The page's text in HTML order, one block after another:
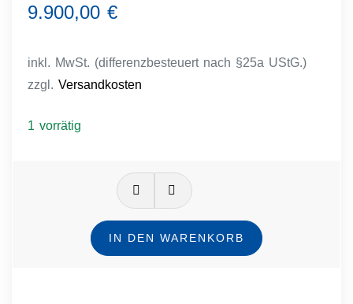
9.900,00 €
inkl. MwSt. (differenzbesteuert nach §25a UStG.)
zzgl. Versandkosten
1 vorrätig
Armbanduhr
IN DEN WARENKORB